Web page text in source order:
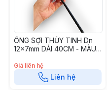
ỐNG SỢI THỦY TINH Dn
12x7mm DÀI 40CM - MÀU
Giá liên hệ
Liên hệ